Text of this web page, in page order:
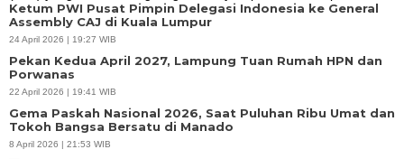
Ketum PWI Pusat Pimpin Delegasi Indonesia ke General
Assembly CAJ di Kuala Lumpur
24 April 2026 | 19:27 WIB
Pekan Kedua April 2027, Lampung Tuan Rumah HPN dan
Porwanas
22 April 2026 | 19:41 WIB
Gema Paskah Nasional 2026, Saat Puluhan Ribu Umat dan
Tokoh Bangsa Bersatu di Manado
8 April 2026 | 21:53 WIB